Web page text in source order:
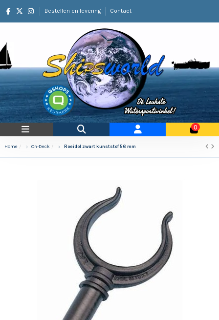
Bestellen en levering Contact
0
Home On-Deck Roeidol zwart kunststof 56 mm